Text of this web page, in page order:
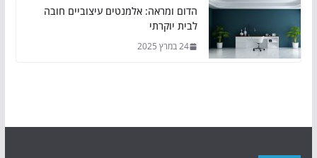
הדום ומראה: אלמנטים עיצוביים חובה
לבית יוקרתי
24 במרץ 2025